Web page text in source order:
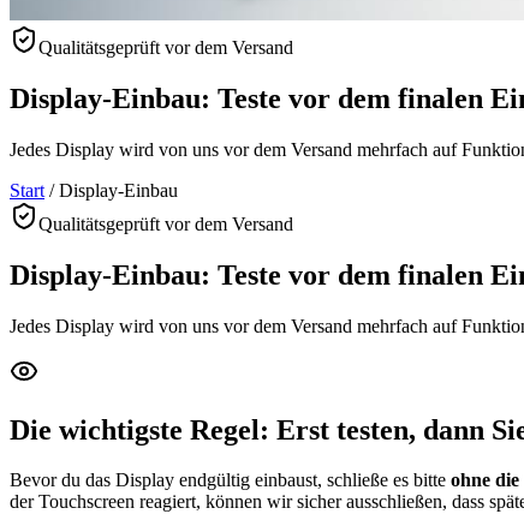
Qualitätsgeprüft vor dem Versand
Display-Einbau: Teste vor dem finalen
Jedes Display wird von uns vor dem Versand mehrfach auf
Start /Display-Einbau
Qualitätsgeprüft vor dem Versand
Display-Einbau: Teste vor dem finalen
Jedes Display wird von uns vor dem Versand mehrfach auf
Die wichtigste Regel: Erst testen, dann
Bevor du das Display endgültig einbaust, schließe es bitte ohne
der Touchscreen reagiert, können wir sicher ausschließen, dass